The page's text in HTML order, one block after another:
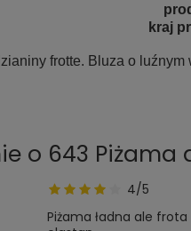
kraj
frotte. Bluza o
o 643
4/5
Piżama ładna ale